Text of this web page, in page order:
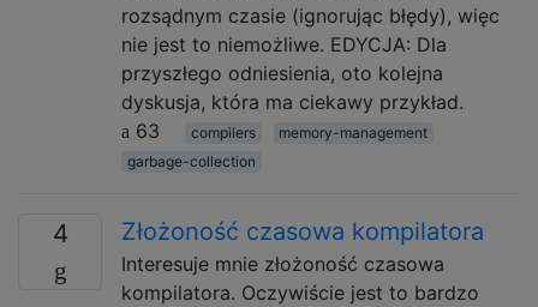
rozsądnym czasie (ignorując błędy), więc
nie jest to niemożliwe. EDYCJA: Dla
przyszłego odniesienia, oto kolejna
dyskusja, która ma ciekawy przykład.
63
compilers
memory-management
garbage-collection
4 Złożoność czasowa kompilatora
Interesuje mnie złożoność czasowa
kompilatora. Oczywiście jest to bardzo